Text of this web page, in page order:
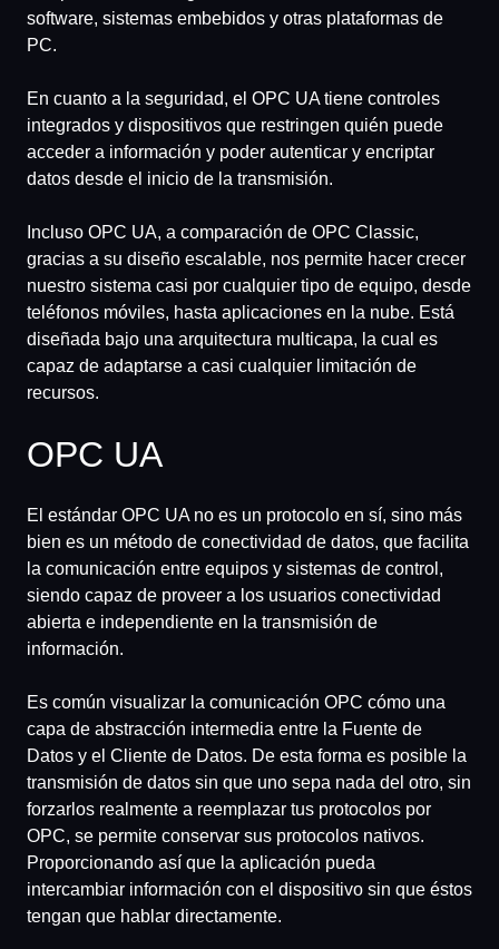
software, sistemas embebidos y otras plataformas de
PC.
En cuanto a la seguridad, el OPC UA tiene controles
integrados y dispositivos que restringen quién puede
acceder a información y poder autenticar y encriptar
datos desde el inicio de la transmisión.
Incluso OPC UA, a comparación de OPC Classic,
gracias a su diseño escalable, nos permite hacer crecer
nuestro sistema casi por cualquier tipo de equipo, desde
teléfonos móviles, hasta aplicaciones en la nube. Está
diseñada bajo una arquitectura multicapa, la cual es
capaz de adaptarse a casi cualquier limitación de
recursos.
OPC UA
El estándar OPC UA no es un protocolo en sí, sino más
bien es un método de conectividad de datos, que facilita
la comunicación entre equipos y sistemas de control,
siendo capaz de proveer a los usuarios conectividad
abierta e independiente en la transmisión de
información.
Es común visualizar la comunicación OPC cómo una
capa de abstracción intermedia entre la Fuente de
Datos y el Cliente de Datos. De esta forma es posible la
transmisión de datos sin que uno sepa nada del otro, sin
forzarlos realmente a reemplazar tus protocolos por
OPC, se permite conservar sus protocolos nativos.
Proporcionando así que la aplicación pueda
intercambiar información con el dispositivo sin que éstos
tengan que hablar directamente.